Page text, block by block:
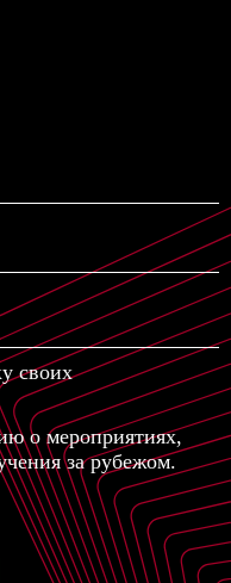
своих
о мероприятиях,
за рубежом.